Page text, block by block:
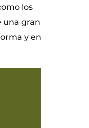
los
una gran
y en